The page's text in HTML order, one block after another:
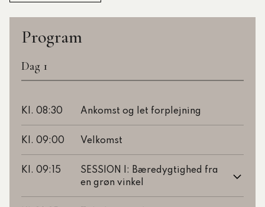
Program
Dag 1
Kl. 08:30 Ankomst og let forplejning
Kl. 09:00 Velkomst
Kl. 09:15
SESSION I: Bæredygtighed fra
en grøn vinkel